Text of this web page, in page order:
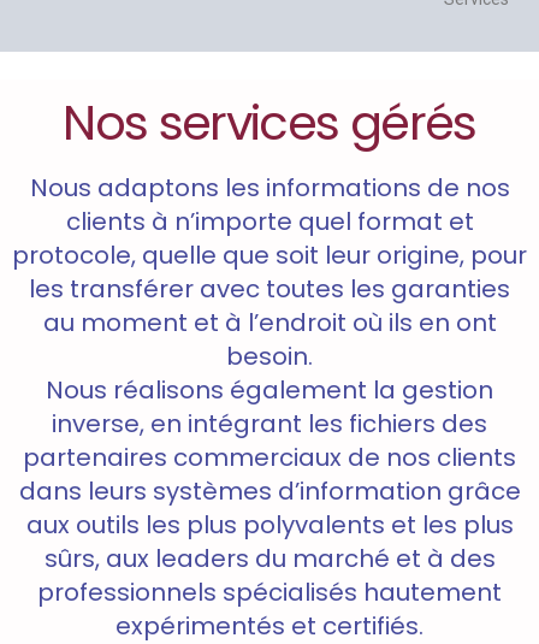
Nos services gérés
Nous adaptons les informations de nos
clients à n’importe quel format et
protocole, quelle que soit leur origine, pour
les transférer avec toutes les garanties
au moment et à l’endroit où ils en ont
besoin.
Nous réalisons également la gestion
inverse, en intégrant les fichiers des
partenaires commerciaux de nos clients
dans leurs systèmes d’information grâce
aux outils les plus polyvalents et les plus
sûrs, aux leaders du marché et à des
professionnels spécialisés hautement
expérimentés et certifiés.